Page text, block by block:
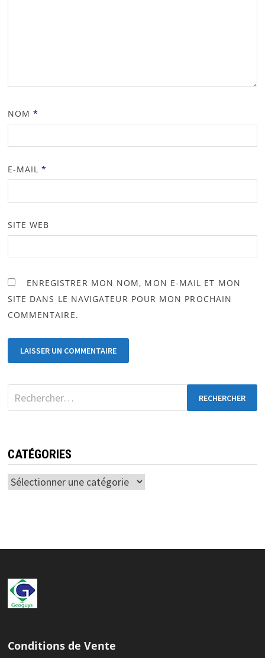
NOM*
E-MAIL*
SITE WEB
ENREGISTRER MON NOM, MON E-MAIL ET MON
SITE DANS LE NAVIGATEUR POUR MON PROCHAIN
COMMENTAIRE.
CATÉGORIES
Conditions de Vente